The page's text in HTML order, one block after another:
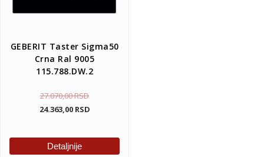
GEBERIT Taster Sigma50
Crna Ral 9005
115.788.DW.2
27.070,00RSD
24.363,00 RSD
Detaljnije